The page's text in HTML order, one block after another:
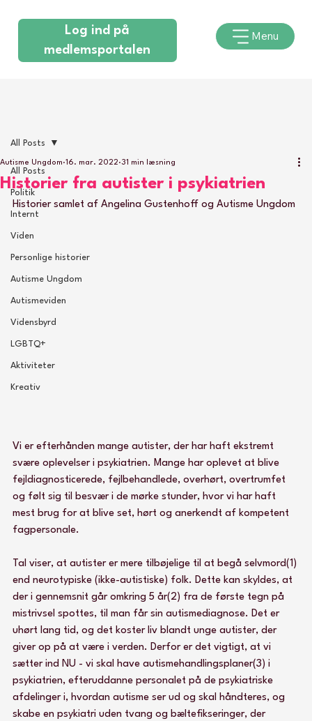
Log ind på
medlemsportalen
Menu
All Posts
Politik
Internt
Viden
Personlige historier
Autisme Ungdom
Autismeviden
Vidensbyrd
LGBTQ+
Aktiviteter
Kreativ
All Posts
Historier fra autister i psykiatrien
Autisme Ungdom 16. mar. 2022 31 min læsning
Historier samlet af Angelina Gustenhoff og Autisme Ungdom
Vi er efterhånden mange autister, der har haft ekstremt
svære oplevelser i psykiatrien. Mange har oplevet at blive
fejldiagnosticerede, fejlbehandlede, overhørt, overtrumfet
og følt sig til besvær i de mørke stunder, hvor vi har haft
mest brug for at blive set, hørt og anerkendt af kompetent
fagpersonale.
Tal viser, at autister er mere tilbøjelige til at begå selvmord(1)
end neurotypiske (ikke-autistiske) folk. Dette kan skyldes, at
der i gennemsnit går omkring 5 år(2) fra de første tegn på
mistrivsel spottes, til man får sin autismediagnose. Det er
uhørt lang tid, og det koster liv blandt unge autister, der
giver op på at være i verden. Derfor er det vigtigt, at vi
sætter ind NU - vi skal have autismehandlingsplaner(3) i
psykiatrien, efteruddanne personalet på de psykiatriske
afdelinger i, hvordan autisme ser ud og skal håndteres, og
skabe en psykiatri uden tvang og bæltefikseringer, der